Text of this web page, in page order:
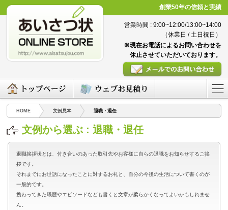
創業50年の信頼と実績
営業時間 : 9:00~12:00/13:00~14:00
（休業日 / 土日祝日）
※現在お電話によるお問い合わせを
休止させていただいております。
HOME 文例見本 退職・退任
文例から選ぶ : 退職・退任
退職挨拶状とは、付き合いのあった取引先やお客様に自らの退職をお知らせするご挨
拶です。
それまでにお世話になったことに対するお礼と、自分の今後の生活について書くのが
一般的です。
携わってきた職歴やエピソードなども書くと文章が柔らかくなってよいかもしれませ
ん。